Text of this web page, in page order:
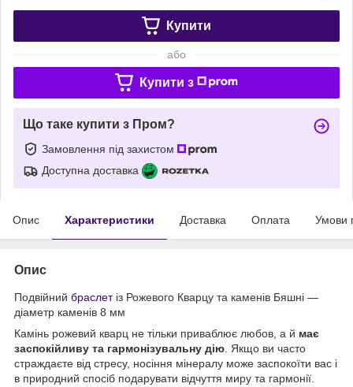
Купити
або
Купити з
Що таке купити з Пром?
Замовлення під захистом
Доступна доставка
Опис Характеристики Доставка Оплата Умови
Опис
Подвійний браслетіз Рожевого Кварцу та каменів Бяшні —
діаметр каменів 8 мм
Камінь рожевий кварц не тільки приваблює любов, а й має
заспокійливу та гармонізувальну дію . Якщо ви часто
страждаєте від стресу, носіння мінералу може заспокоїти вас і
в природний спосіб подарувати відчуття миру та гармонії.